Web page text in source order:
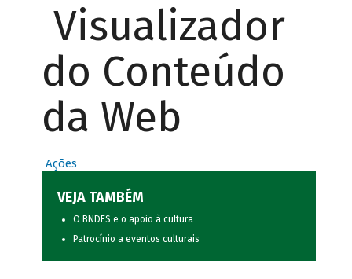
Visualizador
do Conteúdo
da Web
Ações
VEJA TAMBÉM
O BNDES e o apoio à cultura
Patrocínio a eventos culturais